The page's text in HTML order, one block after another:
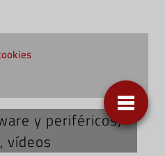
y periféricos;
vídeos